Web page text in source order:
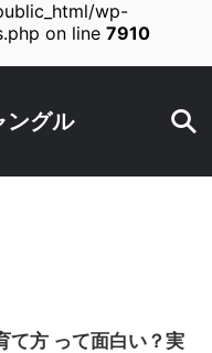
wp-
on line 7910
グル
て方 って面白い？実